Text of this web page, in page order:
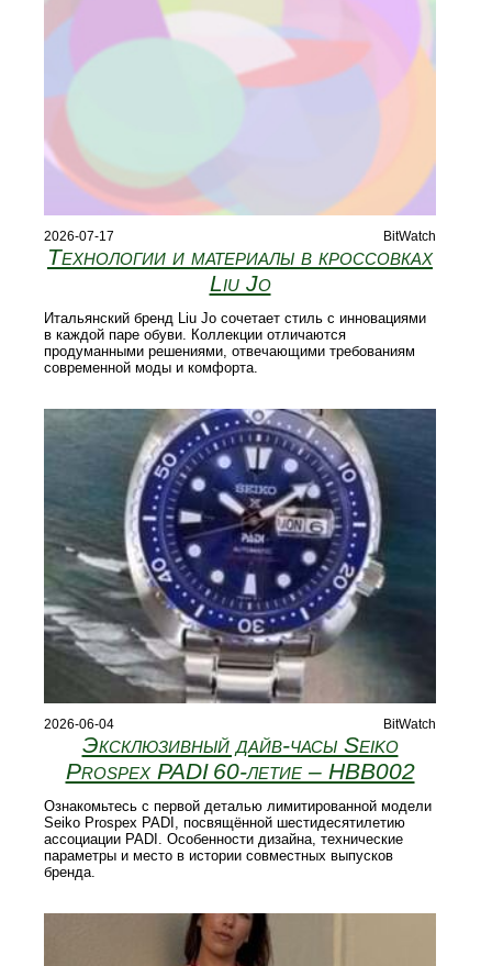
2026-07-17 BitWatch
Технологии и материалы в кроссовках
Liu Jo
Итальянский бренд Liu Jo сочетает стиль с инновациями
в каждой паре обуви. Коллекции отличаются
продуманными решениями, отвечающими требованиям
современной моды и комфорта.
2026-06-04 BitWatch
Эксклюзивный дайв-часы Seiko
Prospex PADI 60‑летие – HBB002
Ознакомьтесь с первой деталью лимитированной модели
Seiko Prospex PADI, посвящённой шестидесятилетию
ассоциации PADI. Особенности дизайна, технические
параметры и место в истории совместных выпусков
бренда.